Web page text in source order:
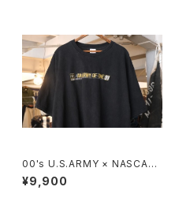
00's U.S.ARMY × NASCAR
embroidered logo black c
otton Tee
¥9,900